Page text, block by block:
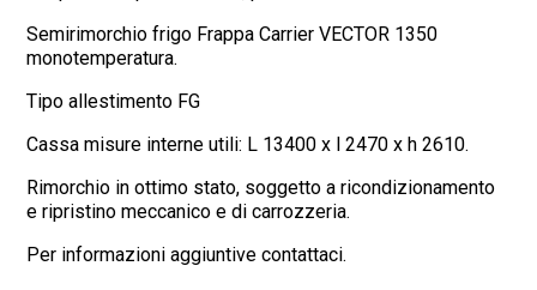
Semirimorchio frigo Frappa Carrier VECTOR 1350
monotemperatura.
Tipo allestimento FG
Cassa misure interne utili: L 13400 x l 2470 x h 2610.
Rimorchio in ottimo stato, soggetto a ricondizionamento
e ripristino meccanico e di carrozzeria.
Per informazioni aggiuntive contattaci.